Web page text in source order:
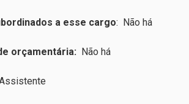
a esse cargo: Não há
orçamentária: Não há